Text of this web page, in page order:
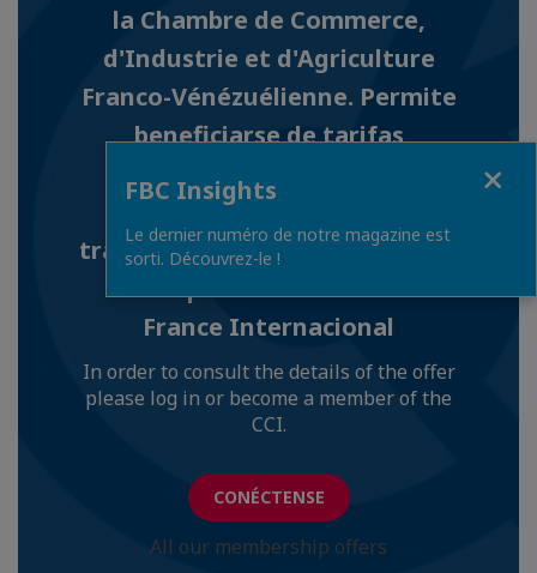
la Chambre de Commerce,
d'Industrie et d'Agriculture
Franco-Vénézuélienne. Permite
beneficiarse de tarifas
especiales (hospedaje,
alimentación, shopping,
transportes...), así como en más
de 60 países de la red CCI
France Internacional
In order to consult the details of the offer
please log in or become a member of the
CCI.
CONÉCTENSE
All our membership offers
FBC Insights
Le dernier numéro de notre magazine est
sorti. Découvrez-le !